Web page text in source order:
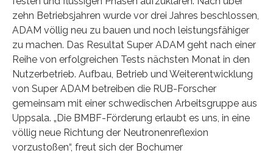
zehn Betriebsjahren wurde vor drei Jahres beschlossen,
ADAM völlig neu zu bauen und noch leistungsfähiger
zu machen. Das Resultat Super ADAM geht nach einer
Reihe von erfolgreichen Tests nächsten Monat in den
Nutzerbetrieb. Aufbau, Betrieb und Weiterentwicklung
von Super ADAM betreiben die RUB-Forscher
gemeinsam mit einer schwedischen Arbeitsgruppe aus
Uppsala. „Die BMBF-Förderung erlaubt es uns, in eine
völlig neue Richtung der Neutronenreflexion
vorzustoßen“, freut sich der Bochumer